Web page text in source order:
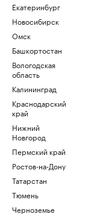
Екатеринбург
Новосибирск
Омск
Башкортостан
Вологодская
область
Калининград
Краснодарский
край
Нижний
Новгород
Пермский край
Ростов-на-Дону
Татарстан
Тюмень
Черноземье